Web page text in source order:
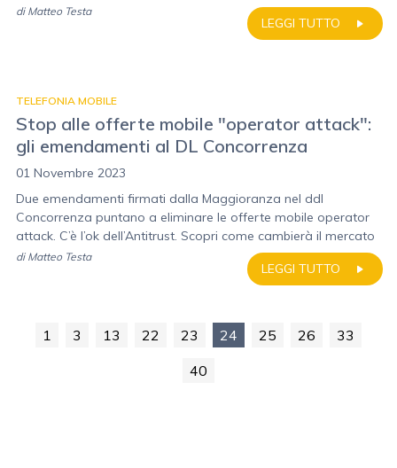
LEGGI TUTTO
di Matteo Testa
TELEFONIA MOBILE
Stop alle offerte mobile "operator attack":
gli emendamenti al DL Concorrenza
01 Novembre 2023
Due emendamenti firmati dalla Maggioranza nel ddl
Concorrenza puntano a eliminare le offerte mobile operator
attack. C’è l’ok dell’Antitrust. Scopri come cambierà il mercato
LEGGI TUTTO
di Matteo Testa
1 3 13 22 23 24 25 26
33
40